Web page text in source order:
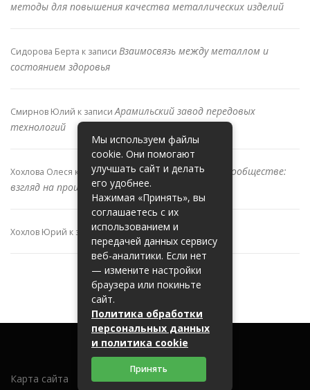
методы для повышения качества металлических изделий
Сидорова Берта к записи Взаимосвязь между металлом и
состоянием здоровья
Смирнов Юлий к записиАрамильский завод передовых
технологий
Хохлова Олеся к записиМеталлы и изменения в сообществе:
взгляд на прошлое
Хохлов Юрий к записиКтм СПб
Карта сайта
Мы используем файлы
cookie. Они помогают
улучшать сайт и делать
его удобнее.
Нажимая «Принять», вы
соглашаетесь с их
использованием и
передачей данных сервису
веб-аналитики. Если нет
— измените настройки
браузера или покиньте
сайт.
Политика обработки
персональных данных
и политика cookie
Принять